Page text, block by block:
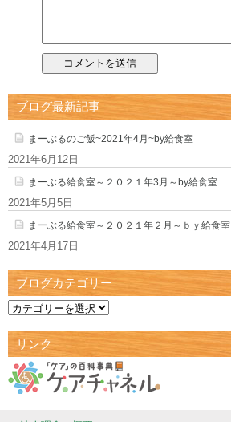
ブログ最新記事
まーぶるのご飯~2021年4月~by給食室
2021年6月12日
まーぶる給食室～２０２１年3月～by給食室
2021年5月5日
まーぶる給食室～２０２１年２月～ｂｙ給食室
2021年4月17日
ブログカテゴリー
リンク